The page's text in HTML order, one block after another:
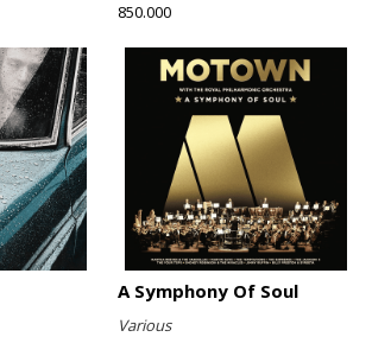
850.000
A Symphony Of Soul
Various